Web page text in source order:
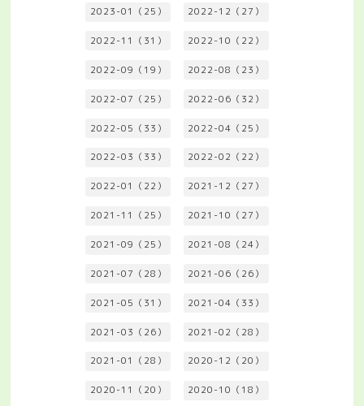
2023-01（25） 2022-12（27）
2022-11（31） 2022-10（22）
2022-09（19） 2022-08（23）
2022-07（25） 2022-06（32）
2022-05（33） 2022-04（25）
2022-03（33） 2022-02（22）
2022-01（22） 2021-12（27）
2021-11（25） 2021-10（27）
2021-09（25） 2021-08（24）
2021-07（28） 2021-06（26）
2021-05（31） 2021-04（33）
2021-03（26） 2021-02（28）
2021-01（28） 2020-12（20）
2020-11（20） 2020-10（18）